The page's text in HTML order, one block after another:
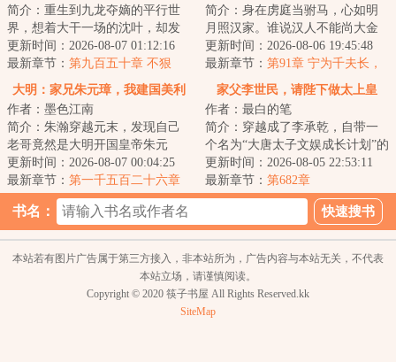
简介：重生到九龙夺嫡的平行世
界，想着大干一场的沈叶，却发
现自己竟然成了被群起而攻之的
太子。知道太子...
更新时间：2026-08-07 01:12:16
最新章节： 第九百五十章 不狠
心，怎么为帝皇
简介：身在虏庭当驸马，心如明
月照汉家。谁说汉人不能尚大金
公主？李朔重生金朝，先冒外戚
之位，后谋驸马...
更新时间：2026-08-06 19:45:48
最新章节： 第91章 宁为千夫长，
胜做一使臣
大明：家兄朱元璋，我建国美利
作者：墨色江南
简介：朱瀚穿越元末，发现自己
老哥竟然是大明开国皇帝朱元
璋，开局一个碗，创造大明朝的
天命主角！不过貌...
更新时间：2026-08-07 00:04:25
最新章节： 第一千五百二十六章
一天炼上万斤精铁
家父李世民，请陛下做太上皇
作者：最白的笔
简介：穿越成了李承乾，自带一
个名为“大唐太子文娱成长计划”的
战略型模拟器，可以按照所处的
环境进行模...
更新时间：2026-08-05 22:53:11
最新章节： 第682章
书名：
本站若有图片广告属于第三方接入，非本站所为，广告内容与本站无关，不代表
本站立场，请谨慎阅读。
Copyright © 2020 筷子书屋 All Rights Reserved.kk
SiteMap